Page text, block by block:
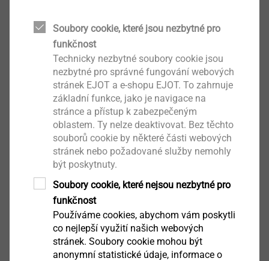
Univerzálně použitelný proejothermSTR U a
ejothermSTR H
Pro spolehlivé a snadné upevnění ETICS podle
STR-Princip
Pro všechny izolanty
Vlastnosti
Nastavovací šestihranná tyčka k jednoduchému
použití v běžných vrtačkách
Patentovaný nastavovací mechanismus k
jednoduchému, rychlému a spolehlivému
nastavení délky
Jednoduchá přestavba STR-tool 2GE pro
povrchovou montáž
Robustní provedení pro dlouhou životnost
Rychle výměnné opotřebitelné díly
Soubory cookie, které jsou nezbytné pro
funkčnost
Technicky nezbytné soubory cookie jsou
nezbytné pro správné fungování webových
stránek EJOT a e-shopu EJOT. To zahrnuje
základní funkce, jako je navigace na
stránce a přístup k zabezpečeným
oblastem. Ty nelze deaktivovat. Bez těchto
souborů cookie by některé části webových
stránek nebo požadované služby nemohly
být poskytnuty.
Soubory cookie, které nejsou nezbytné pro
funkčnost
Používáme cookies, abychom vám poskytli
co nejlepší využití našich webových
stránek. Soubory cookie mohou být
anonymní statistické údaje, informace o